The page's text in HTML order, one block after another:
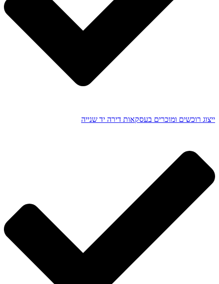
ייצוג רוכשים ומוכרים בעסקאות דירה יד שנייה